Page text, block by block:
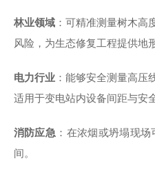
林业领域：可精准测量树木高
风险，为生态修复工程提供地
电力行业：能够安全测量高压
适用于变电站内设备间距与安
消防应急 ：在浓烟或坍塌现
间。